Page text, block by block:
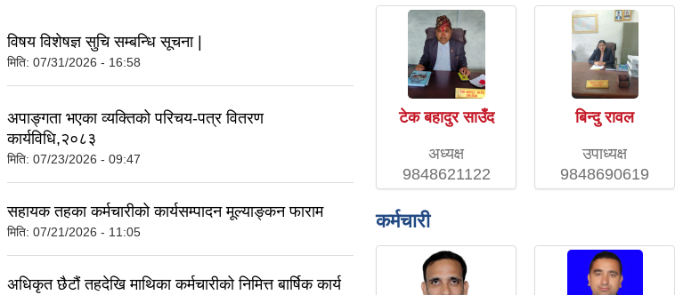
विषय विशेषज्ञ सुचि सम्बन्धि सूचना |
मिति: 07/31/2026 - 16:58
अपाङ्गता भएका व्यक्तिको परिचय-पत्र वितरण
कार्यविधि,२०८३
मिति: 07/23/2026 - 09:47
सहायक तहका कर्मचारीको कार्यसम्पादन मूल्याङ्कन फाराम
मिति: 07/21/2026 - 11:05
अधिकृत छैटौं तहदेखि माथिका कर्मचारीको निमित्त बार्षिक कार्य
टेक बहादुर साउँद
अध्यक्ष
9848621122
बिन्दु रावल
उपाध्यक्ष
9848690619
कर्मचारी